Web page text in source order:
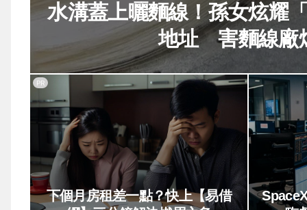
水溝蓋上曬麵線！孫女炫耀
地址 害麵線廠
下個月房租差一點？快上【易借
PR